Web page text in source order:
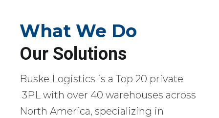
What We Do
Our Solutions
Buske Logistics is a Top 20 private
3PL with over 40 warehouses across
North America, specializing in